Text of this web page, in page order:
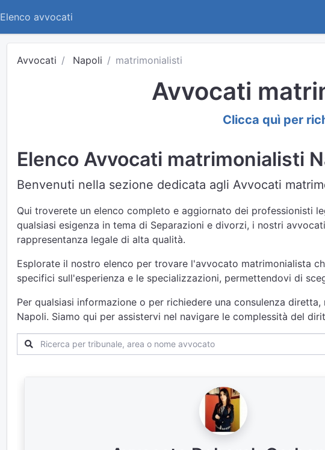
Elenco avvocati
Avvocati Napoli matrimonialisti
Avvocati
Clicca quì per
Elenco Avvocati matrimonialisti
Benvenuti nella sezione dedicata agli Avvocati
Qui troverete un elenco completo e aggiornato dei professionisti
qualsiasi esigenza in tema di Separazioni e divorzi, i nostri
rappresentanza legale di alta qualità.
Esplorate il nostro elenco per trovare l'avvocato matrimonialista
specifici sull'esperienza e le specializzazioni, permettendovi di
Per qualsiasi informazione o per richiedere una consulenza
Napoli. Siamo qui per assistervi nel navigare le complessità del